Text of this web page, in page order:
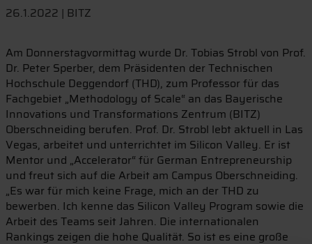
26.1.2022 | BITZ
Am Donnerstagvormittag wurde Dr. Tobias Strobl von Prof.
Dr. Peter Sperber, dem Präsidenten der Technischen
Hochschule Deggendorf (THD), zum Professor für das
Fachgebiet „Methodology of Scale“ an das Bayerische
Innovations und Transformations Zentrum (BITZ)
Oberschneiding berufen. Prof. Dr. Strobl lebt aktuell in Las
Vegas, arbeitet und unterrichtet im Silicon Valley. Er ist
Mentor und „Accelerator“ für German Entrepreneurship
und freut sich auf die Arbeit am Campus Oberschneiding.
„Es war für mich keine Frage, mich an der THD zu
bewerben. Ich kenne das Silicon Valley Program sowie die
Arbeit des Teams seit Jahren. Die internationalen
Rankings zeigen die hohe Qualität. So ist es eine große